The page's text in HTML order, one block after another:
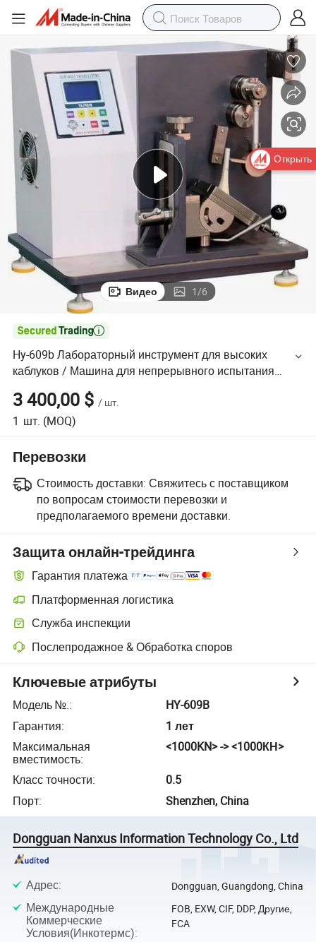
Видео 1/6

Hy-609b Лабораторный инструмент для высоких
каблуков / Машина для непрерывного испытания
каблуков Тестовая камера
3 400,00 $ / шт.
1 шт. (MOQ)
Перевозки
Стоимость доставки: Свяжитесь с поставщиком
по вопросам стоимости перевозки и
предполагаемого времени доставки.
Защита онлайн-трейдинга
Гарантия платежа
Платформенная логистика
Служба инспекции
Послепродажное & Обработка споров
Ключевые атрибуты
Модель №.:
HY-609B
Гарантия:
1 лет
Максимальная
вместимость:
<1000KN> -> <1000КН>
Класс точности:
0.5
Порт: Shenzhen, China
Dongguan Nanxus Information Technology Co., Ltd
Адрес: Dongguan, Guangdong, China
Международные
Коммерческие
Условия(Инкотермс):
FOB, EXW, CIF, DDP, Другие,
FCA
Открыть